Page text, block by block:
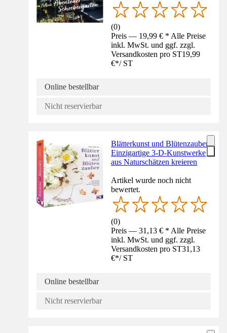
(0)
Preis — 19,99 € * Alle Preise
inkl. MwSt. und ggf. zzgl.
Versandkosten pro ST19,99
€*/ ST
Online bestellbar
Nicht reservierbar
Blätterkunst und Blütenzauber
Einzigartige 3-D-Kunstwerke
aus Naturschätzen kreieren
Artikel wurde noch nicht
bewertet.
(0)
Preis — 31,13 € * Alle Preise
inkl. MwSt. und ggf. zzgl.
Versandkosten pro ST31,13
€*/ ST
Online bestellbar
Nicht reservierbar